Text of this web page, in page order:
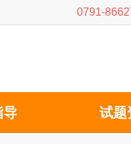
0791-
导 试题